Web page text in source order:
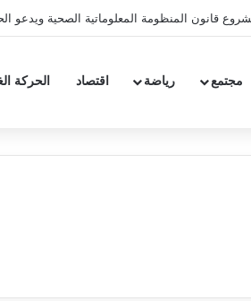
قانون المنظومة المعلوماتية الصحية ويدعو
مجتمع رياضة اقتصاد الحركة